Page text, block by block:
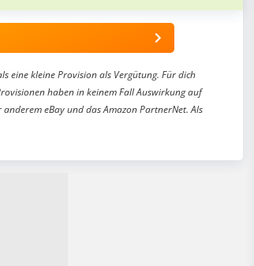
eine kleine Provision als Vergütung. Für dich
haben in keinem Fall Auswirkung auf
eBay und das Amazon PartnerNet. Als